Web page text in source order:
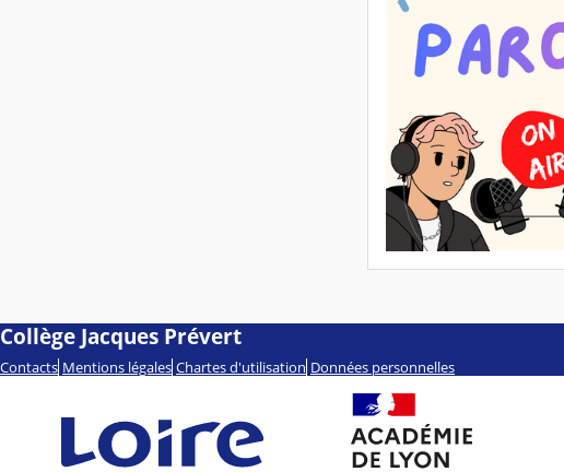
Collège Jacques Prévert
Contacts Mentions légales Chartes d'utilisation Données personnelles